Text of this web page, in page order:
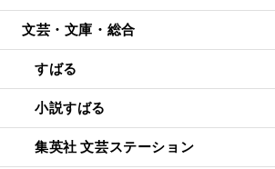
文芸・文庫・総合
すばる
小説すばる
集英社 文芸ステーション